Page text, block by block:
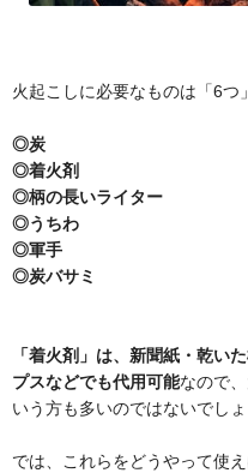
火起こしに必要なものは「6つ
◎炭
◎着火剤
◎柄の長いライター
◎うちわ
◎軍手
◎炭バサミ
「着火剤」は、新聞紙・乾い
プスなどでも代用可能なので
いう方も多いのではないでし
では、これらをどうやって使